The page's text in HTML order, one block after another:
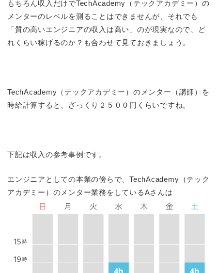
もちろん収入だけでTechAcademy（テックアカデミー）の
メンターのレベルを測ることはできませんが、それでも
「質の高いエンジニアの収入は高い」のが現実なので、ど
れくらい稼げるのか？も合わせて見ておきましょう。
TechAcademy（テックアカデミー）のメンター（講師）を
時給計算すると、ざっくり２５００円くらいですね。
下記は収入の参考事例です。
エンジニアとしての本業の傍らで、TechAcademy（テック
アカデミー）のメンター業務をしているAさんは